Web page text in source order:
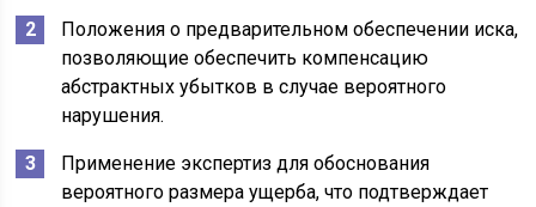
Положения о предварительном обеспечении иска,
позволяющие обеспечить компенсацию
абстрактных убытков в случае вероятного
нарушения.
Применение экспертиз для обоснования
вероятного размера ущерба, что подтверждает